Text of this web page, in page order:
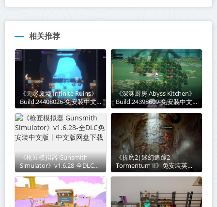
相关推荐
《无尽废墟 Infinite Ruins》
Build.24408026-免安装中文
版丨中文版网盘下载
《深渊厨房 Abyss Kitchen》
Build.24398609-免安装中文
版丨中文版网盘下载
《枪匠模拟器 Gunsmith
Simulator》v1.6.28-全DLC免
安装中文版丨中文版网盘下载
《折磨2|迷幻追踪2‌
Tormentum II》免安装英文
版丨中文版网盘下载